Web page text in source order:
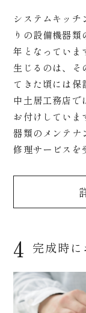
システムキッチ
りの設備機器
年となっていま
生じるのは、そ
てきた頃には保
中土居工務店で
お付けしていま
器類のメンテナ
修理サービスを
4 完成時